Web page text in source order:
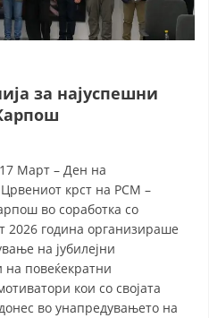
за најуспешни
Март – Ден на
крст на РСМ –
во соработка со
година организираше
на јубилејни
на повеќекратни
кои со својата
во унапредувањето на